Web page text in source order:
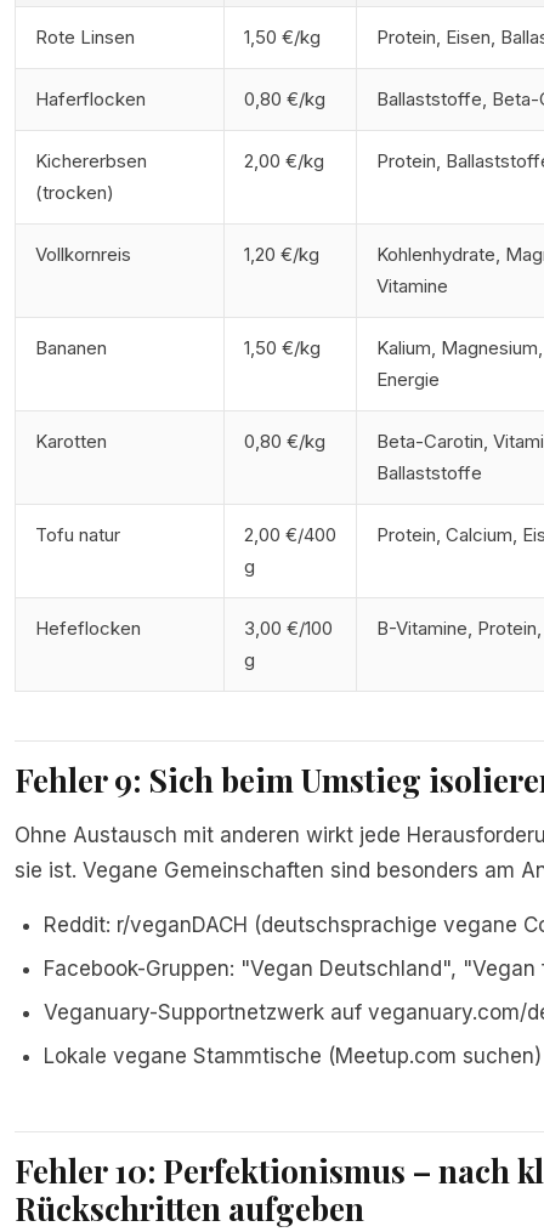
Rote Linsen 1,50 €/kg Protein, Eisen,
Haferflocken 0,80 €/kg Ballaststoffe, Beta-
Kichererbsen
(trocken)
2,00 €/kg Protein,
Vollkornreis 1,20 €/kg
Kohlenhydrate,
Vitamine
Bananen 1,50 €/kg
Kalium,
Energie
Karotten 0,80 €/kg
Beta-Carotin,
Ballaststoffe
Tofu natur
2,00 €/400
g
Protein, Calcium,
Hefeflocken
3,00 €/100
g
B-Vitamine,
Fehler 9: Sich beim Umstieg
Ohne Austausch mit anderen wirkt jede
sie ist. Vegane Gemeinschaften sind besonders am
Reddit: r/veganDACH (deutschsprachige vegane
Facebook-Gruppen: "Vegan Deutschland",
Veganuary-Supportnetzwerk auf veganuary.com/
Lokale vegane Stammtische (Meetup.com suchen)
Fehler 10: Perfektionismus – nach
Rückschritten aufgeben